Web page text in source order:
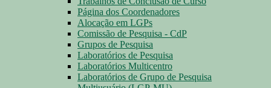
Página dos Coordenadores
Alocação em LGPs
Comissão de Pesquisa - CdP
Grupos de Pesquisa
Laboratórios de Pesquisa
Laboratórios Multicentro
Laboratórios de Grupo de Pesquisa